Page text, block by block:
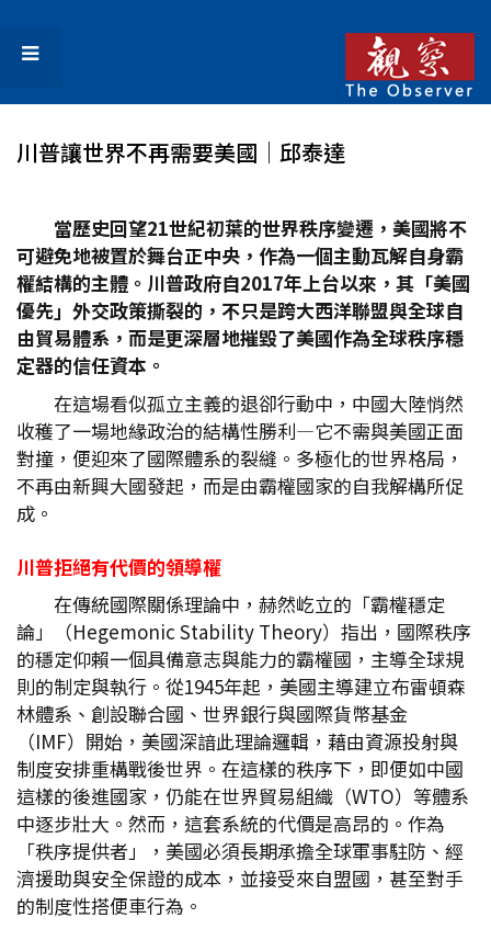
川普讓世界不再需要美國│邱泰達
當歷史回望21世紀初葉的世界秩序變遷，美國將不
可避免地被置於舞台正中央，作為一個主動瓦解自身霸
權結構的主體。川普政府自2017年上台以來，其「美國
優先」外交政策撕裂的，不只是跨大西洋聯盟與全球自
由貿易體系，而是更深層地摧毀了美國作為全球秩序穩
定器的信任資本。
在這場看似孤立主義的退卻行動中，中國大陸悄然
收穫了一場地緣政治的結構性勝利—它不需與美國正面
對撞，便迎來了國際體系的裂縫。多極化的世界格局，
不再由新興大國發起，而是由霸權國家的自我解構所促
成。
川普拒絕有代價的領導權
在傳統國際關係理論中，赫然屹立的「霸權穩定
論」（Hegemonic Stability Theory）指出，國際秩序
的穩定仰賴一個具備意志與能力的霸權國，主導全球規
則的制定與執行。從1945年起，美國主導建立布雷頓森
林體系、創設聯合國、世界銀行與國際貨幣基金
（IMF）開始，美國深諳此理論邏輯，藉由資源投射與
制度安排重構戰後世界。在這樣的秩序下，即便如中國
這樣的後進國家，仍能在世界貿易組織（WTO）等體系
中逐步壯大。然而，這套系統的代價是高昂的。作為
「秩序提供者」，美國必須長期承擔全球軍事駐防、經
濟援助與安全保證的成本，並接受來自盟國，甚至對手
的制度性搭便車行為。